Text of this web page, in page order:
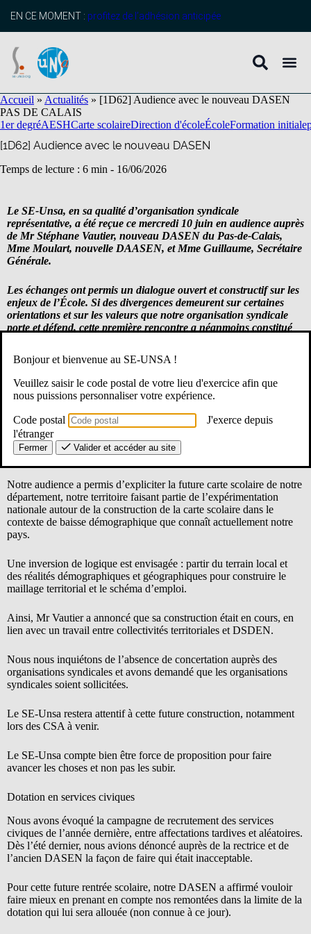
principal
EN CE MOMENT : profitez de l’adhésion anticipée
Accueil » Actualités » [1D62] Audience avec le nouveau DASEN
PAS DE CALAIS
1er degréAESHCarte scolaireDirection d'écoleÉcoleFormation initiale
[1D62] Audience avec le nouveau DASEN
Temps de lecture : 6 min - 16/06/2026
Le SE-Unsa, en sa qualité d’organisation syndicale
représentative, a été reçue ce mercredi 10 juin en audience auprès
de Mr Stéphane Vautier, nouveau DASEN du Pas-de-Calais,
Mme Moulart, nouvelle DAASEN, et Mme Guillaume, Secrétaire
Générale.
Les échanges ont permis un dialogue ouvert et constructif sur les
enjeux de l’École. Si des divergences demeurent sur certaines
orientations et sur les valeurs que notre organisation syndicale
porte et défend, cette première rencontre a néanmoins constitué
Après nous être présentés (qui nous sommes, nos représentants
du personnel, les valeurs que l’on défend), nous avons pu
que nous vous résumons ci-dessous :
Carte scolaire : nouvelle méthodologie sous forme
Notre audience a permis d’expliciter la future carte scolaire de notre
département, notre territoire faisant partie de l’expérimentation
nationale autour de la construction de la carte scolaire dans le
contexte de baisse démographique que connaît actuellement notre
pays.
Une inversion de logique est envisagée : partir du terrain local et
des réalités démographiques et géographiques pour construire le
maillage territorial et le schéma d’emploi.
Ainsi, Mr Vautier a annoncé que sa construction était en cours, en
lien avec un travail entre collectivités territoriales et DSDEN.
Nous nous inquiétons de l’absence de concertation auprès des
organisations syndicales et avons demandé que les organisations
syndicales soient sollicitées.
Le SE-Unsa restera attentif à cette future construction, notamment
lors des CSA à venir.
Le SE-Unsa compte bien être force de proposition pour faire
avancer les choses et non pas les subir.
Dotation en services civiques
Nous avons évoqué la campagne de recrutement des services
civiques de l’année dernière, entre affectations tardives et aléatoires.
Dès l’été dernier, nous avions dénoncé auprès de la rectrice et de
l’ancien DASEN la façon de faire qui était inacceptable.
Pour cette future rentrée scolaire, notre DASEN a affirmé vouloir
faire mieux en prenant en compte nos remontées dans la limite de la
dotation qui lui sera allouée (non connue à ce jour).
Bonjour et bienvenue au SE-UNSA !
Veuillez saisir le code postal de votre lieu d'exercice afin que
nous puissions personnaliser votre expérience.
Code postal
J'exerce depuis
l'étranger
Fermer Valider et accéder au site